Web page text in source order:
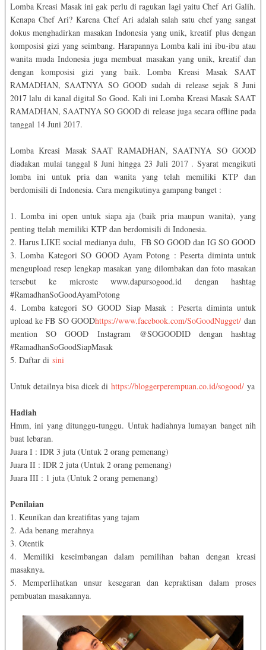
Lomba Kreasi Masak ini gak perlu di ragukan lagi yaitu Chef Ari Galih.
Kenapa Chef Ari? Karena Chef Ari adalah salah satu chef yang sangat
dokus menghadirkan masakan Indonesia yang unik, kreatif plus dengan
komposisi gizi yang seimbang. Harapannya Lomba kali ini ibu-ibu atau
wanita muda Indonesia juga membuat masakan yang unik, kreatif dan
dengan komposisi gizi yang baik. Lomba Kreasi Masak SAAT
RAMADHAN, SAATNYA SO GOOD sudah di release sejak 8 Juni
2017 lalu di kanal digital So Good. Kali ini Lomba Kreasi Masak SAAT
RAMADHAN, SAATNYA SO GOOD di release juga secara offline pada
tanggal 14 Juni 2017.
Lomba Kreasi Masak SAAT RAMADHAN, SAATNYA SO GOOD
diadakan mulai tanggal 8 Juni hingga 23 Juli 2017 . Syarat mengikuti
lomba ini untuk pria dan wanita yang telah memiliki KTP dan
berdomisili di Indonesia. Cara mengikutinya gampang banget :
1. Lomba ini open untuk siapa aja (baik pria maupun wanita), yang
penting ttelah memiliki KTP dan berdomisili di Indonesia.
2. Harus LIKE social medianya dulu, FB SO GOOD dan IG SO GOOD
3. Lomba Kategori SO GOOD Ayam Potong : Peserta diminta untuk
mengupload resep lengkap masakan yang dilombakan dan foto masakan
tersebut ke microste www.dapursogood.id dengan hashtag
#RamadhanSoGoodAyamPotong
4. Lomba kategori SO GOOD Siap Masak : Peserta diminta untuk
upload ke FB SO GOODhttps://www.facebook.com/SoGoodNugget/dan
mention SO GOOD Instagram @SOGOODID dengan hashtag
#RamadhanSoGoodSiapMasak
5. Daftar di sini
Untuk detailnya bisa dicek di https://bloggerperempuan.co.id/sogood/ ya
Hadiah
Hmm, ini yang ditunggu-tunggu. Untuk hadiahnya lumayan banget nih
buat lebaran.
Juara I : IDR 3 juta (Untuk 2 orang pemenang)
Juara II : IDR 2 juta (Untuk 2 orang pemenang)
Juara III : 1 juta (Untuk 2 orang pemenang)
Penilaian
1. Keunikan dan kreatifitas yang tajam
2. Ada benang merahnya
3. Otentik
4. Memiliki keseimbangan dalam pemilihan bahan dengan kreasi
masaknya.
5. Memperlihatkan unsur kesegaran dan kepraktisan dalam proses
pembuatan masakannya.